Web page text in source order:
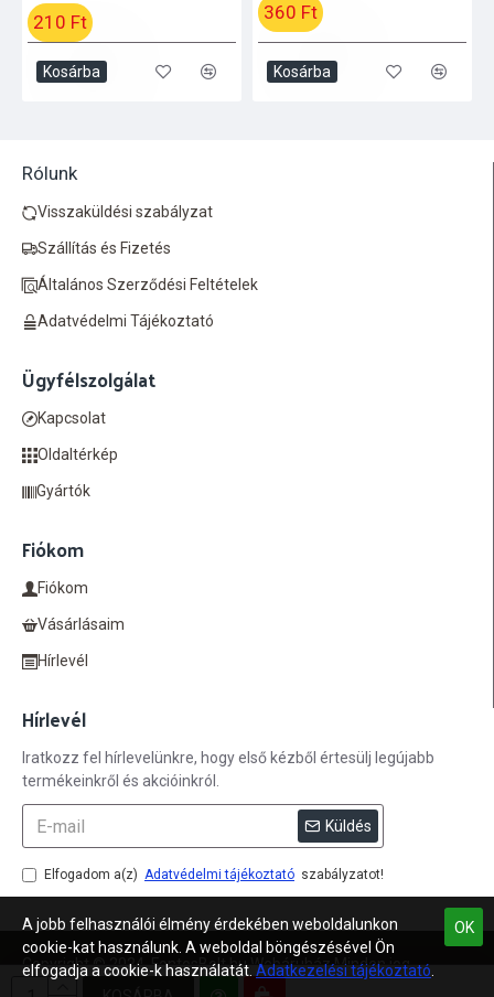
210 Ft
Kosárba
360 Ft
Kosárba
Rólunk
Visszaküldési szabályzat
Szállítás és Fizetés
Általános Szerződési Feltételek
Adatvédelmi Tájékoztató
Ügyfélszolgálat
Kapcsolat
Oldaltérkép
Gyártók
Fiókom
Fiókom
Vásárlásaim
Hírlevél
Hírlevél
Iratkozz fel hírlevelünkre, hogy első kézből értesülj legújabb
termékeinkről és akcióinkról.
Küldés
Elfogadom a(z) Adatvédelmi tájékoztató szabályzatot!
Copyright © 2024, FontosBolt.hu Webáruház Minden jog
OK
A jobb felhasználói élmény érdekében weboldalunkon
cookie-kat használunk. A weboldal böngészésével Ön
elfogadja a cookie-k használatát. Adatkezelési tájékoztató